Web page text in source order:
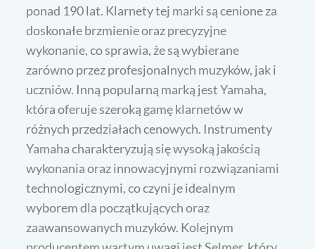
ponad 190 lat. Klarnety tej marki są cenione za
doskonałe brzmienie oraz precyzyjne
wykonanie, co sprawia, że są wybierane
zarówno przez profesjonalnych muzyków, jak i
uczniów. Inną popularną marką jest Yamaha,
która oferuje szeroką gamę klarnetów w
różnych przedziałach cenowych. Instrumenty
Yamaha charakteryzują się wysoką jakością
wykonania oraz innowacyjnymi rozwiązaniami
technologicznymi, co czyni je idealnym
wyborem dla początkujących oraz
zaawansowanych muzyków. Kolejnym